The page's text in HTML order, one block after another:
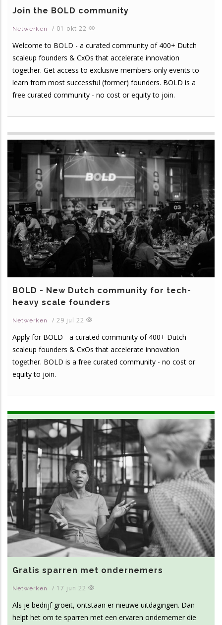
Join the BOLD community
Netwerken / 01 okt 22
Welcome to BOLD - a curated community of 400+ Dutch
scaleup founders & CxOs that accelerate innovation
together. Get access to exclusive members-only events to
learn from most successful (former) founders. BOLD is a
free curated community - no cost or equity to join.
BOLD - New Dutch community for tech-
heavy scale founders
Netwerken / 29 jul 22
Apply for BOLD - a curated community of 400+ Dutch
scaleup founders & CxOs that accelerate innovation
together. BOLD is a free curated community - no cost or
equity to join.
Gratis sparren met ondernemers
Netwerken / 17 jun 22
Als je bedrijf groeit, ontstaan er nieuwe uitdagingen. Dan
helpt het om te sparren met een ervaren ondernemer die